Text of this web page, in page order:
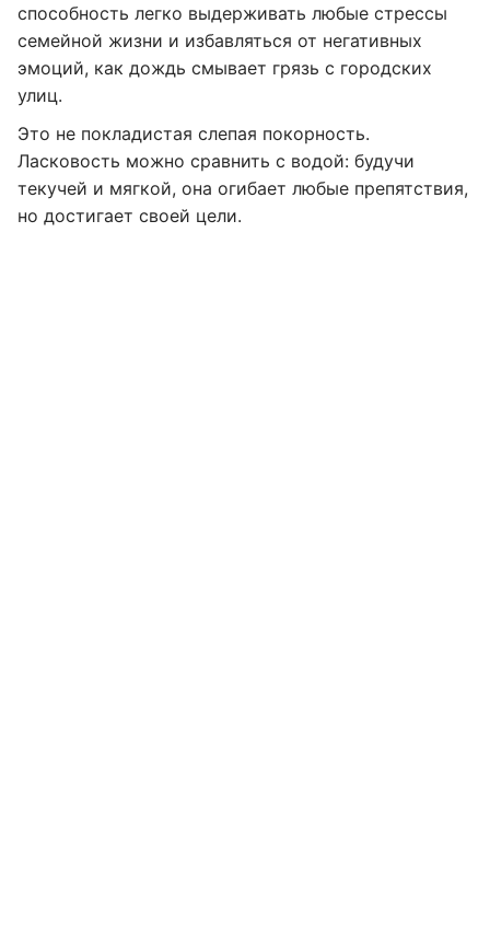
способность легко выдерживать любые стрессы
семейной жизни и избавляться от негативных
эмоций, как дождь смывает грязь с городских
улиц.
Это не покладистая слепая покорность.
Ласковость можно сравнить с водой: будучи
текучей и мягкой, она огибает любые препятствия,
но достигает своей цели.